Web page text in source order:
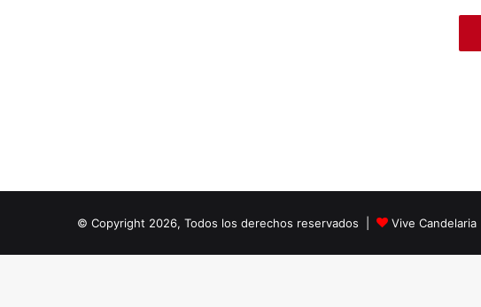
© Copyright 2026, Todos los derechos reservados | Vive Candelaria